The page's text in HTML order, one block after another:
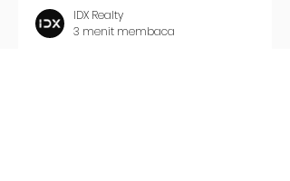
IDX Realty
3 menit membaca